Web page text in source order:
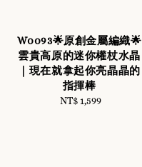
W0093🌟原創金屬編織🌟
雲貴高原的迷你權杖水晶
｜現在就拿起你亮晶晶的
指揮棒
Regular
NT$ 1,599